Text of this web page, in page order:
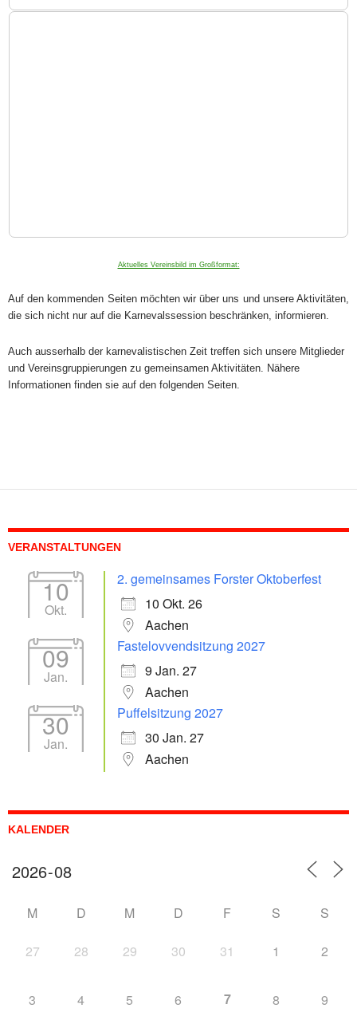
Aktuelles Vereinsbild im Großformat:
Auf den kommenden Seiten möchten wir über uns und unsere Aktivitäten,
die sich nicht nur auf die Karnevalssession beschränken, informieren.
Auch ausserhalb der karnevalistischen Zeit treffen sich unsere Mitglieder
und Vereinsgruppierungen zu gemeinsamen Aktivitäten. Nähere
Informationen finden sie auf den folgenden Seiten.
VERANSTALTUNGEN
10
Okt.
2. gemeinsames Forster Oktoberfest
10 Okt. 26
Aachen
09
Jan.
Fastelovvendsitzung 2027
9 Jan. 27
Aachen
30
Jan.
Puffelsitzung 2027
30 Jan. 27
Aachen
KALENDER
M D M D F S S
27 28 29 30 31 1 2
3 4 5 6 7 8 9